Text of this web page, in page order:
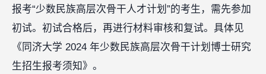
报考“少数民族高层次骨干人才计划”的考生，需先参加
初试。初试合格后，再进行材料审核和复试。具体见
《同济大学 2024 年少数民族高层次骨干计划博士研究
生招生报考须知》。